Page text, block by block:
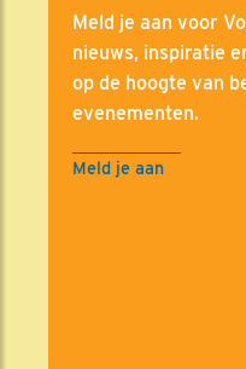
Meld je aan voor
nieuws, inspiratie
op de hoogte van
evenementen.
Meld je aan